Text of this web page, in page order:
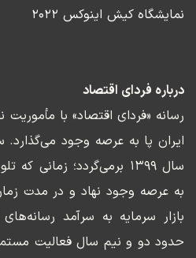
نمایشگاه کیش اینوکس ۲۰۲۲
درباره فردای اقتصاد
رسانه «فردای اقتصاد» با
ایران پا به عرصه وجود می‌گذارد.
سال ۱۳۹۹ برمی‌گردد؛ زمانی
به عرصه وجود نهاد و در مدت
بازار سرمایه به سرآمد